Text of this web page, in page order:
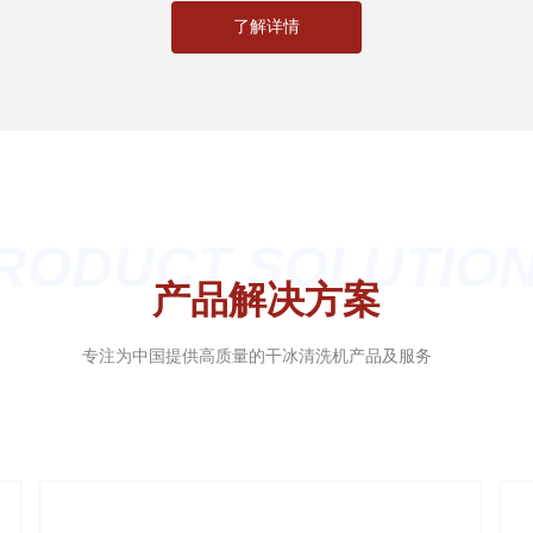
了解详情
产品解决方案
专注为中国提供高质量的干冰清洗机产品及服务